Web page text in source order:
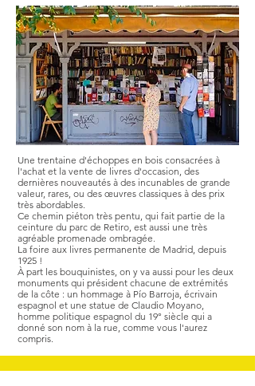
Une trentaine d'échoppes en bois consacrées à
l'achat et la vente de livres d'occasion, des
dernières nouveautés à des incunables de grande
valeur, rares, ou des œuvres classiques à des prix
très abordables.
Ce chemin piéton très pentu, qui fait partie de la
ceinture du parc de Retiro, est aussi une très
agréable promenade ombragée.
La foire aux livres permanente de Madrid, depuis
1925 !
À part les bouquinistes, on y va aussi pour les deux
monuments qui président chacune de extrémités
de la côte : un hommage à Pío Barroja, écrivain
espagnol et une statue de Claudio Moyano,
homme politique espagnol du 19° siècle qui a
donné son nom à la rue, comme vous l'aurez
compris.